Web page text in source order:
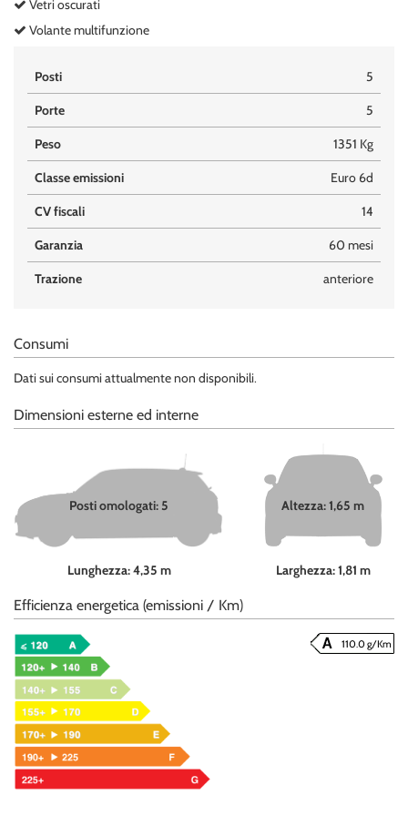
Vetri oscurati
Volante multifunzione
Posti 5
Porte 5
Peso 1351 Kg
Classe emissioni Euro 6d
CV fiscali 14
Garanzia 60 mesi
Trazione anteriore
Consumi
Dati sui consumi attualmente non disponibili.
Dimensioni esterne ed interne
Posti omologati: 5
Lunghezza: 4,35 m
Altezza: 1,65 m
Larghezza: 1,81 m
Efficienza energetica (emissioni / Km)
110.0 g/Km